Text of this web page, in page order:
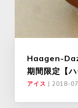
Haagen-
期間限定【
アイス | 2018-